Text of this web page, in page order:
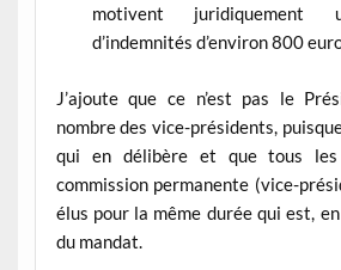
motivent juridiquement
d’indemnités d’environ 800
J’ajoute que ce n’est pas le
nombre des vice-présidents,
qui en délibère et que tous
commission permanente (vice-
élus pour la même durée qui est, en
du mandat.